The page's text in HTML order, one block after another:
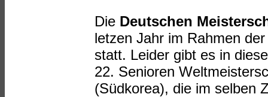
Die Deutschen
letzen Jahr im Rahmen
statt. Leider gibt es in
22. Senioren
(Südkorea), die im selben